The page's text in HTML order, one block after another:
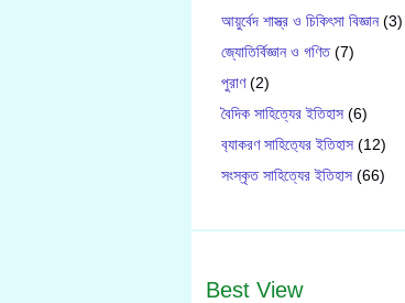
আয়ুর্বেদ শাস্ত্র ও চিকিৎসা বিজ্ঞান(3)
জ্যোতির্বিজ্ঞান ও গণিত(7)
পুরাণ(2)
বৈদিক সাহিত্যের ইতিহাস (6)
ব‍্যাকরণ সাহিত‍্যের ইতিহাস (12)
সংস্কৃত সাহিত্যের ইতিহাস (66)
Best View